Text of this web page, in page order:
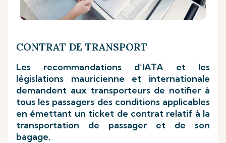
CONTRAT DE TRANSPORT
Les recommandations d’IATA et les
législations mauricienne et internationale
demandent aux transporteurs de notifier à
tous les passagers des conditions applicables
en émettant un ticket de contrat relatif à la
transportation de passager et de son
bagage.